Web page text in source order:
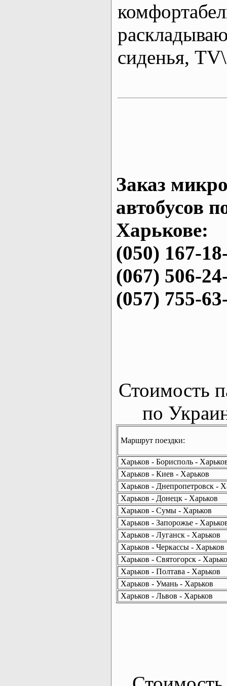
сиденья,
Заказ
автобусов
Харькове:
(050) 167-
(067) 506-
(057) 755-
Стоимость
по
Маршрут поездки:
Харьков - Борисполь -
Харьков - Киев - Харьков
Харьков - Днепропетровск -
Харьков - Донецк - Харьков
Харьков - Сумы - Харьков
Харьков - Запорожье -
Харьков - Луганск - Харьков
Харьков - Черкассы - Харьков
Харьков - Святогорск -
Харьков - Полтава - Харьков
Харьков - Умань - Харьков
Харьков - Львов - Харьков